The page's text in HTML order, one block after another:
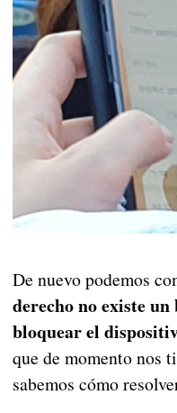
De nuevo podemos
derecho no existe
bloquear el
que de momento nos
sabemos cómo